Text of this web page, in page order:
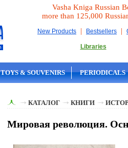
Vasha Kniga Russian
more than 125,000
New Products | Bestsellers |
Libraries
TOYS & SOUVENIRS PERIODICALS
КАТАЛОГ КНИГИ
Мировая революция.